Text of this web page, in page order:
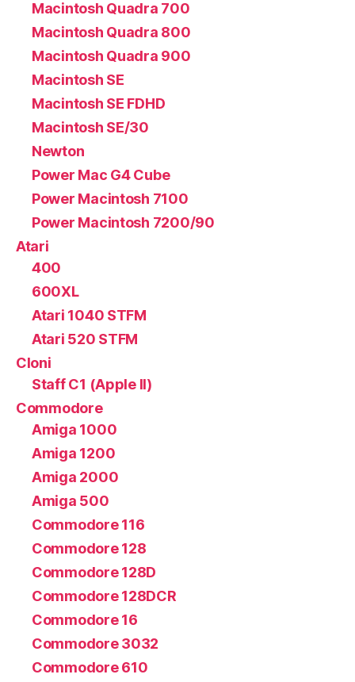
Macintosh Quadra 700
Macintosh Quadra 800
Macintosh Quadra 900
Macintosh SE
Macintosh SE FDHD
Macintosh SE/30
Newton
Power Mac G4 Cube
Power Macintosh 7100
Power Macintosh 7200/90
Atari
400
600XL
Atari 1040 STFM
Atari 520 STFM
Cloni
Staff C1 (Apple II)
Commodore
Amiga 1000
Amiga 1200
Amiga 2000
Amiga 500
Commodore 116
Commodore 128
Commodore 128D
Commodore 128DCR
Commodore 16
Commodore 3032
Commodore 610